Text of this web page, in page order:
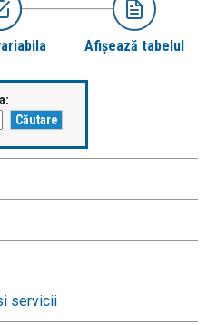
Afișează tabelul
servicii